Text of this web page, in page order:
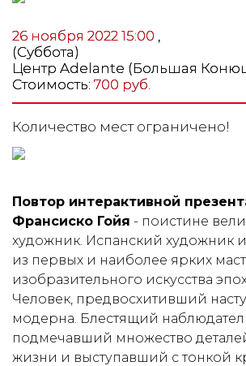
26 ноября 2022 15:00 ,
(Суббота)
Центр Adelante (Большая
Стоимость: 700 руб.
Количество мест ограничено!
Повтор интерактивной
Франсиско Гойя - поистине
художник. Испанский художник
из первых и наиболее ярких
изобразительного искусства
Человек, предвосхитивший
модерна. Блестящий
подмечавший множество
жизни и выступавший с тонкой